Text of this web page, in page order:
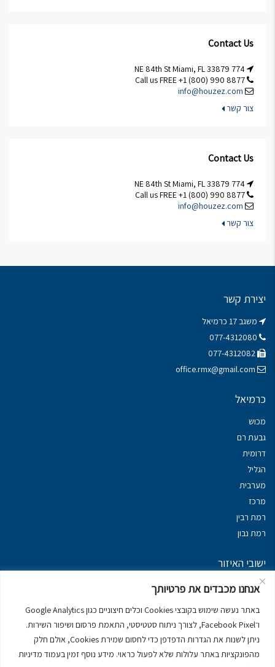
אנחנו מכבדים את פרטיותך
באתר נעשה שימוש בקובצי Cookies וכלים חיצוניים כגון Google Analytics
ו־Facebook Pixel, לצורך ניתוח סטטיסטי, התאמת פרסום ושיפור השירות.
ניתן לשנות את הגדרות הדפדפן כדי לחסום שמירת Cookies, אולם חלק
מהפונקציות באתר עלולות שלא לפעול כראוי. מידע נוסף זמין בעמוד מדיניות
Contact Us
info@houzez.com
צור קשר
Contact Us
info@houzez.com
צור קשר
יצירת קשר
משגב 17 כרמיאל
office.rmx@gmail.com
כרמיאל
מכוש
גבעת רם
דרומית
הגליל
מערבית
מרכז
רמת רבין
רמת נבון
ישובי האיזור
נכסים במשגב
מרום הגליל